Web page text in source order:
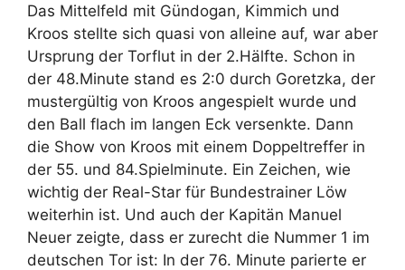
Das Mittelfeld mit Gündogan, Kimmich und
Kroos stellte sich quasi von alleine auf, war aber
Ursprung der Torflut in der 2.Hälfte. Schon in
der 48.Minute stand es 2:0 durch Goretzka, der
mustergültig von Kroos angespielt wurde und
den Ball flach im langen Eck versenkte. Dann
die Show von Kroos mit einem Doppeltreffer in
der 55. und 84.Spielminute. Ein Zeichen, wie
wichtig der Real-Star für Bundestrainer Löw
weiterhin ist. Und auch der Kapitän Manuel
Neuer zeigte, dass er zurecht die Nummer 1 im
deutschen Tor ist: In der 76. Minute parierte er